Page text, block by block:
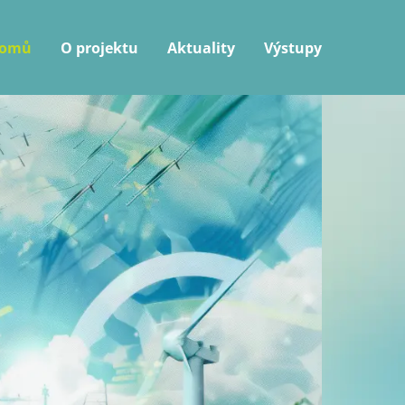
O projektu Aktuality Výstupy